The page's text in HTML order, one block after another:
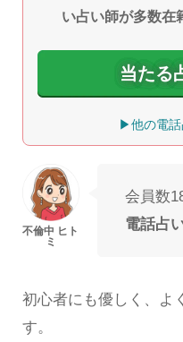
い占い師が多数在
当たる
▶他の電話
会員数
電話占
初心者にも優しく、よ
す。